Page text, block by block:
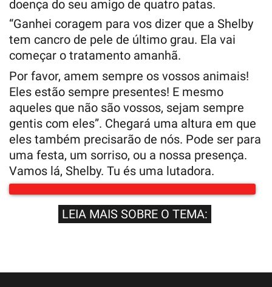
doença do seu amigo de quatro patas.
“Ganhei coragem para vos dizer que a Shelby
tem cancro de pele de último grau. Ela vai
começar o tratamento amanhã.
Por favor, amem sempre os vossos animais!
Eles estão sempre presentes! E mesmo
aqueles que não são vossos, sejam sempre
gentis com eles”. Chegará uma altura em que
eles também precisarão de nós. Pode ser para
uma festa, um sorriso, ou a nossa presença.
Vamos lá, Shelby. Tu és uma lutadora.
LEIA MAIS SOBRE O TEMA: